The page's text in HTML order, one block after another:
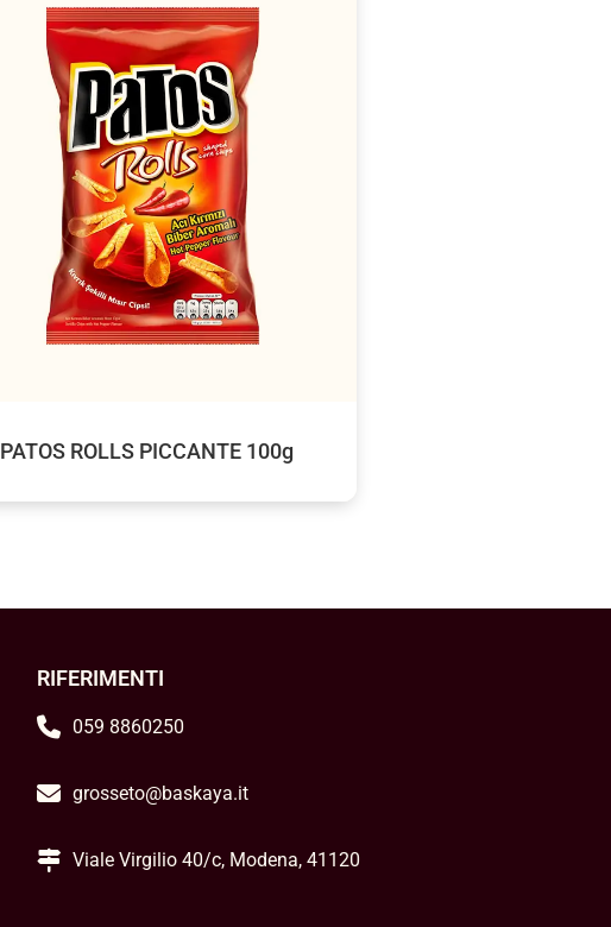
PATOS ROLLS PICCANTE 100g
RIFERIMENTI
059 8860250
grosseto@baskaya.it
Viale Virgilio 40/c, Modena, 41120